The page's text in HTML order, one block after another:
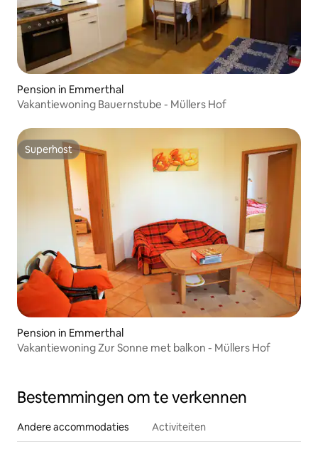
Pension in Emmerthal
Vakantiewoning Bauernstube - Müllers Hof
Superhost
Superhost
Pension in Emmerthal
Vakantiewoning Zur Sonne met balkon - Müllers Hof
Bestemmingen om te verkennen
Andere accommodaties Activiteiten